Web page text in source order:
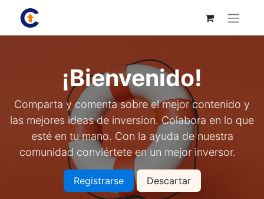
¡Bienvenido!
Comparta y comenta sobre el mejor contenido y
las mejores ideas de inversion. Colabora en lo que
esté en tu mano. Con la ayuda de nuestra
comunidad conviértete en un mejor inversor.
Registrarse Descartar